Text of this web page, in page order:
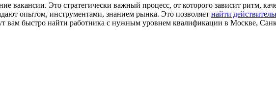
Это стратегически важный процесс, от которого зависит ритм,
опытом, инструментами, знанием рынка. Это позволяет найти
вам быстро найти работника с нужным уровнем квалификации в Москве,